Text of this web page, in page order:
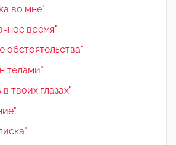
во мне"
время"
обстоятельства"
телами"
твоих глазах"